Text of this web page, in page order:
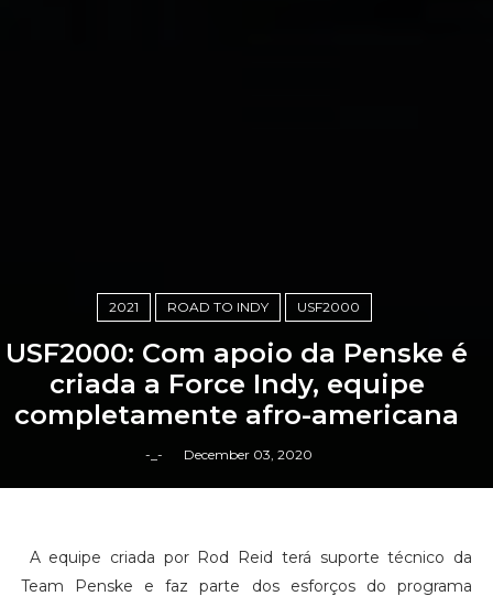
2021 ROAD TO INDY USF2000
USF2000: Com apoio da Penske é
criada a Force Indy, equipe
completamente afro-americana
-_- December 03, 2020
A equipe criada por Rod Reid terá suporte técnico da
Team Penske e faz parte dos esforços do programa